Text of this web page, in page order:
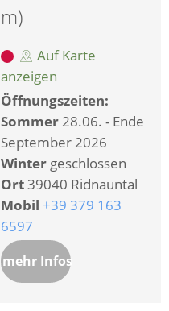
m)
Auf Karte
anzeigen
Öffnungszeiten:
Sommer 28.06. - Ende
September 2026
Winter geschlossen
Ort39040 Ridnauntal
Mobil +39 379 163
6597
mehr Infos